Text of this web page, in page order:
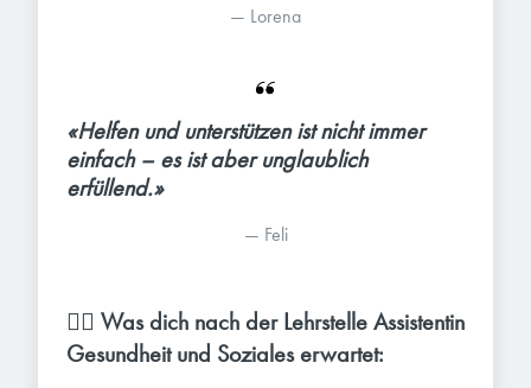
— Lorena
«Helfen und unterstützen ist nicht immer
einfach – es ist aber unglaublich
erfüllend.»
— Feli
👩‍⚕️ Was dich nach der Lehrstelle Assistentin
Gesundheit und Soziales erwartet: